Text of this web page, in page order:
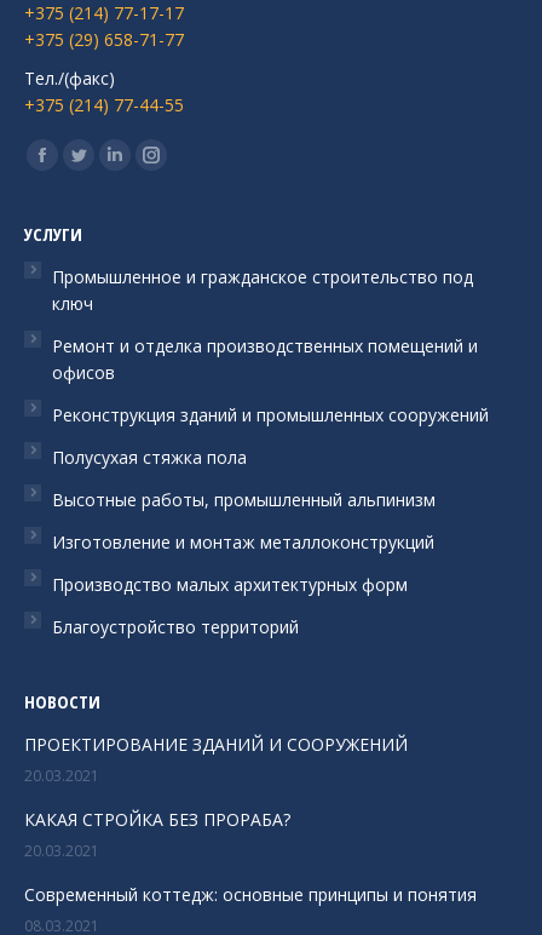
+375 (214) 77-17-17
+375 (29) 658-71-77
Тел./(факс)
+375 (214) 77-44-55
Ищите нас:
Страница
открывается
новом
Страница
открывается
новом
Страница
Страница
УСЛУГИ
Промышленное и гражданское строительство под
ключ
Ремонт и отделка производственных помещений и
офисов
Реконструкция зданий и промышленных сооружений
Полусухая стяжка пола
Высотные работы, промышленный альпинизм
Изготовление и монтаж металлоконструкций
Производство малых архитектурных форм
Благоустройство территорий
НОВОСТИ
ПРОЕКТИРОВАНИЕ ЗДАНИЙ И СООРУЖЕНИЙ
20.03.2021
КАКАЯ СТРОЙКА БЕЗ ПРОРАБА?
20.03.2021
Современный коттедж: основные принципы и понятия
08.03.2021